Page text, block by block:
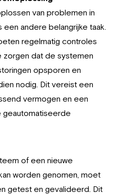
van problemen in
andere belangrijke taak.
regelmatig controles
dat de systemen
opsporen en
nodig. Dit vereist een
vermogen en een
geautomatiseerde
of een nieuwe
worden genomen, moet
getest en gevalideerd. Dit